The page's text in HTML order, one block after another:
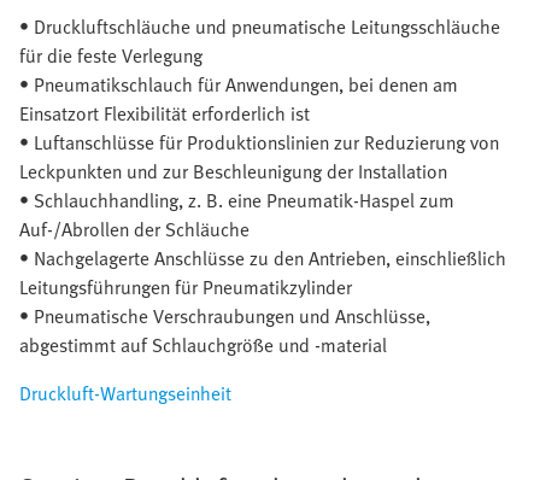
• Druckluftschläuche und pneumatische Leitungsschläuche
für die feste Verlegung
• Pneumatikschlauch für Anwendungen, bei denen am
Einsatzort Flexibilität erforderlich ist
• Luftanschlüsse für Produktionslinien zur Reduzierung von
Leckpunkten und zur Beschleunigung der Installation
• Schlauchhandling, z. B. eine Pneumatik-Haspel zum
Auf-/Abrollen der Schläuche
• Nachgelagerte Anschlüsse zu den Antrieben, einschließlich
Leitungsführungen für Pneumatikzylinder
• Pneumatische Verschraubungen und Anschlüsse,
abgestimmt auf Schlauchgröße und -material
Druckluft-Wartungseinheit